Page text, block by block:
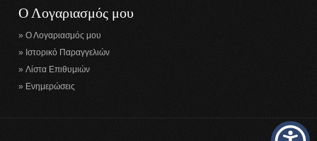
Ο Λογαριασμός μου
Ο Λογαριασμός μου
Ιστορικό Παραγγελιών
Λίστα Επιθυμιών
Ενημερώσεις